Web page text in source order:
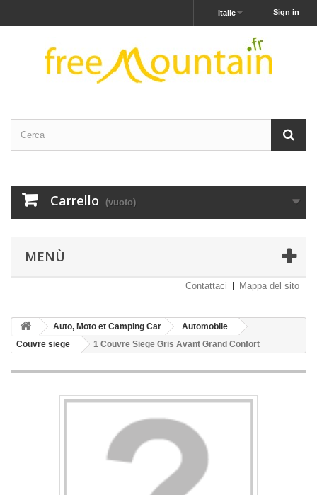
Sign in
Italie
Carrello (vuoto)
MENÙ
Contattaci Mappa del sito
Auto, Moto et Camping Car
Automobile
Couvre siege
1 Couvre Siege Gris Avant Grand Confort